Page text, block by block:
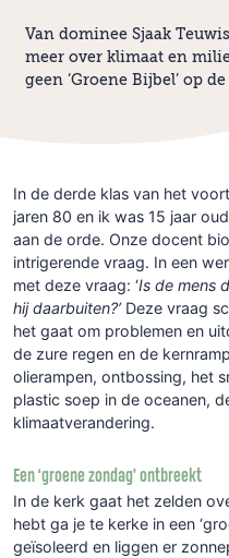
Van dominee Sjaak
meer over klimaat en
geen ‘Groene Bijbel’ op
In de derde klas van het
jaren 80 en ik was 15 jaar
aan de orde. Onze docent
intrigerende vraag. In een
met deze vraag: ‘Is de mens
hij daarbuiten?’ Deze vraag
het gaat om problemen en
de zure regen en de
olierampen, ontbossing, het
plastic soep in de oceanen,
klimaatverandering.
Een ‘groene zondag’ ontbreekt
In de kerk gaat het zelden
hebt ga je te kerke in een
geïsoleerd en liggen er